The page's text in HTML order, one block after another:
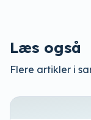
Læs også
Flere artikler i